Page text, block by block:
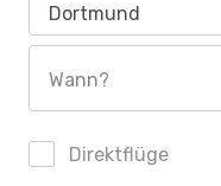
Dortmund
Wann?
Direktflüge